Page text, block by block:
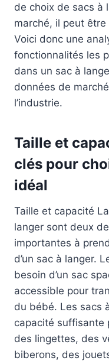
de choix de sacs à
marché, il peut
Voici donc une
fonctionnalités les
dans un sac à
données de
l’industrie.
Taille et
clés pour
idéal
Taille et capacité
langer sont deux
importantes à
d’un sac à langer.
besoin d’un sac
accessible pour
du bébé. Les sacs
capacité suffisante
des lingettes, des
biberons, des